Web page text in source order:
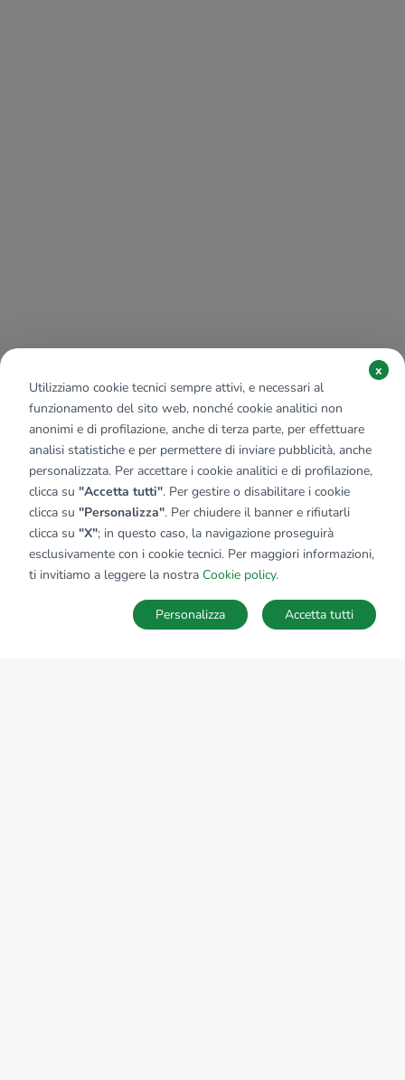
SALVA RICERCA
Utilizziamo cookie tecnici sempre attivi, e necessari al
funzionamento del sito web, nonché cookie analitici non
anonimi e di profilazione, anche di terza parte, per effettuare
analisi statistiche e per permettere di inviare pubblicità, anche
personalizzata. Per accettare i cookie analitici e di profilazione,
clicca su "Accetta tutti". Per gestire o disabilitare i cookie
clicca su "Personalizza". Per chiudere il banner e rifiutarli
clicca su "X"; in questo caso, la navigazione proseguirà
esclusivamente con i cookie tecnici. Per maggiori informazioni,
ti invitiamo a leggere la nostra Cookie policy.
x
Accetta tutti
Personalizza